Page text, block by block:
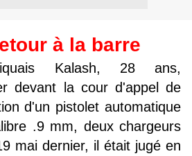
à la barre
Kalash, 28 ans,
devant la cour d'appel de
d'un pistolet automatique
.9 mm, deux chargeurs
mai dernier, il était jugé en